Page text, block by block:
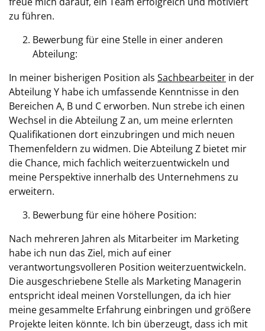
zu führen.
Bewerbung für eine Stelle in einer anderen
Abteilung:
In meiner bisherigen Position als Sachbearbeiter in der
Abteilung Y habe ich umfassende Kenntnisse in den
Bereichen A, B und C erworben. Nun strebe ich einen
Wechsel in die Abteilung Z an, um meine erlernten
Qualifikationen dort einzubringen und mich neuen
Themenfeldern zu widmen. Die Abteilung Z bietet mir
die Chance, mich fachlich weiterzuentwickeln und
meine Perspektive innerhalb des Unternehmens zu
erweitern.
Bewerbung für eine höhere Position:
Nach mehreren Jahren als Mitarbeiter im Marketing
habe ich nun das Ziel, mich auf einer
verantwortungsvolleren Position weiterzuentwickeln.
Die ausgeschriebene Stelle als Marketing Managerin
entspricht ideal meinen Vorstellungen, da ich hier
meine gesammelte Erfahrung einbringen und größere
Projekte leiten könnte. Ich bin überzeugt, dass ich mit